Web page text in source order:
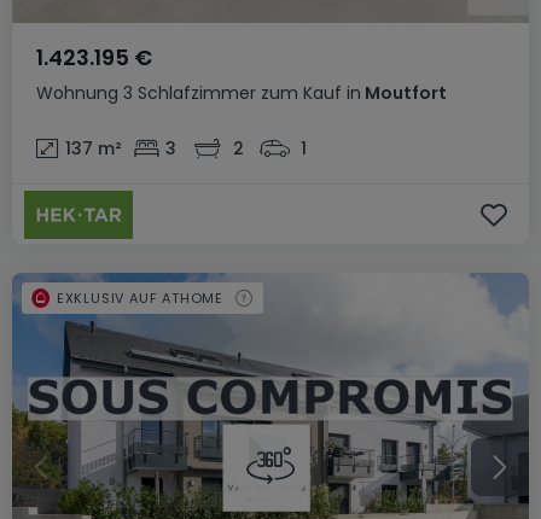
Wohnung 3 Schlafzimmer zum Kauf in Moutfort
1.423.195 €
137 m² 3 2 1
EXKLUSIV AUF ATHOME